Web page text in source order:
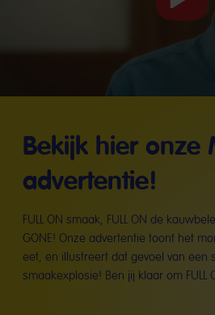
Bekijk hier onze
advertentie!
FULL ON smaak, FULL ON de
GONE! Onze advertentie toont het
eet, en illustreert dat gevoel van een
smaakexplosie! Ben jij klaar om FULL